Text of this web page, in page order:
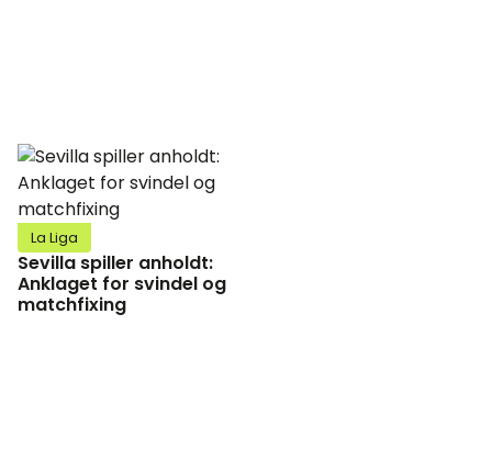
La Liga
Sevilla spiller anholdt:
Anklaget for svindel og
matchfixing